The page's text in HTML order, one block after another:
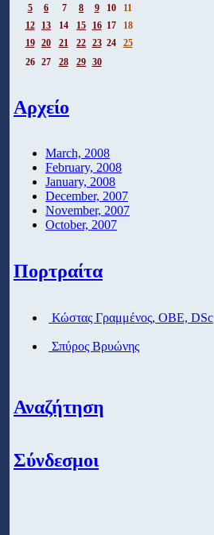
5
6 7 8 9 10
11
12
13 14 15 16 17
18
19
20 21 22 23 24
25
26
27 28 29 30
Αρχείο
March, 2008
February, 2008
January, 2008
December, 2007
November, 2007
October, 2007
Πορτραίτα
Κώστας Γραμμένος, ΟΒΕ, DSc
Σπύρος Βρυώνης
Αναζήτηση
Σύνδεσμοι